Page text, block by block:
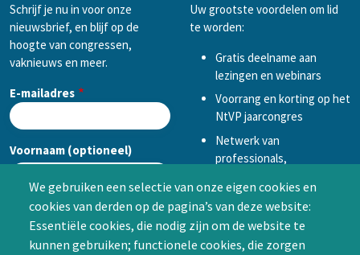
We gebruiken een selectie van onze eigen cookies en
cookies van derden op de pagina’s van deze website:
Essentiële cookies, die nodig zijn om de website te
kunnen gebruiken; functionele cookies, die zorgen
Schrijf je nu in voor onze
nieuwsbrief, en blijf op de
hoogte van congressen,
vaknieuws en meer.
E-mailadres
Voornaam (optioneel)
Achternaam (optioneel)
Uw grootste voordelen om lid
te worden:
Gratis deelname aan
lezingen en webinars
Voorrang en korting op het
NtVP jaarcongres
Netwerk van
professionals,
samenwerken in een van
de Special Interest
Groepen (SIG’s) of zelf een
SIG initiëren